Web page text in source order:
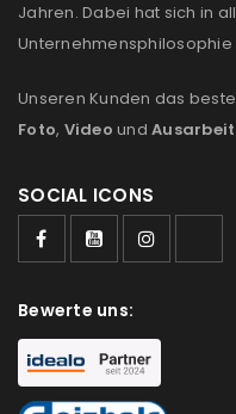
ANMELDEN
Benutzername oder
Jahren. Dabei hat sich in
Unseren Kunden das
Foto, Video und
SOCIAL ICONS
Bewerte uns: